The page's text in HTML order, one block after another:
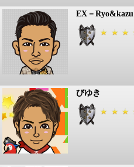
EX－Ryo&kazu
びゆき